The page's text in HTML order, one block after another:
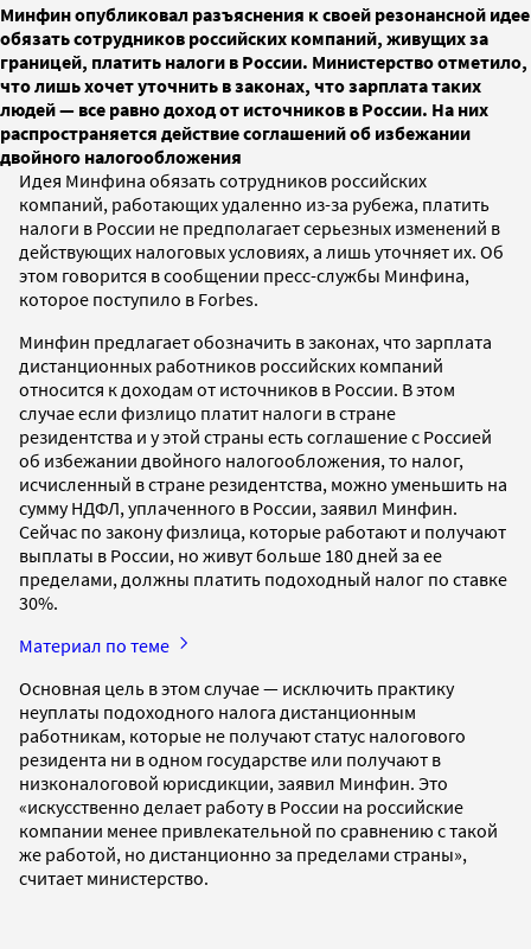
Минфин опубликовал разъяснения к своей резонансной идее
обязать сотрудников российских компаний, живущих за
границей, платить налоги в России. Министерство отметило,
что лишь хочет уточнить в законах, что зарплата таких
людей — все равно доход от источников в России. На них
распространяется действие соглашений об избежании
двойного налогообложения
Идея Минфина обязать сотрудников российских
компаний, работающих удаленно из-за рубежа, платить
налоги в России не предполагает серьезных изменений в
действующих налоговых условиях, а лишь уточняет их. Об
этом говорится в сообщении пресс-службы Минфина,
которое поступило в Forbes.
Минфин предлагает обозначить в законах, что зарплата
дистанционных работников российских компаний
относится к доходам от источников в России. В этом
случае если физлицо платит налоги в стране
резидентства и у этой страны есть соглашение с Россией
об избежании двойного налогообложения, то налог,
исчисленный в стране резидентства, можно уменьшить на
сумму НДФЛ, уплаченного в России, заявил Минфин.
Сейчас по закону физлица, которые работают и получают
выплаты в России, но живут больше 180 дней за ее
пределами, должны платить подоходный налог по ставке
30%.
Материал по теме
Основная цель в этом случае — исключить практику
неуплаты подоходного налога дистанционным
работникам, которые не получают статус налогового
резидента ни в одном государстве или получают в
низконалоговой юрисдикции, заявил Минфин. Это
«искусственно делает работу в России на российские
компании менее привлекательной по сравнению с такой
же работой, но дистанционно за пределами страны»,
считает министерство.